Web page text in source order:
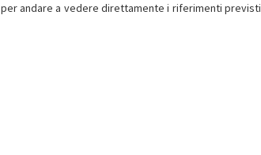
per andare a vedere direttamente i riferimenti previsti